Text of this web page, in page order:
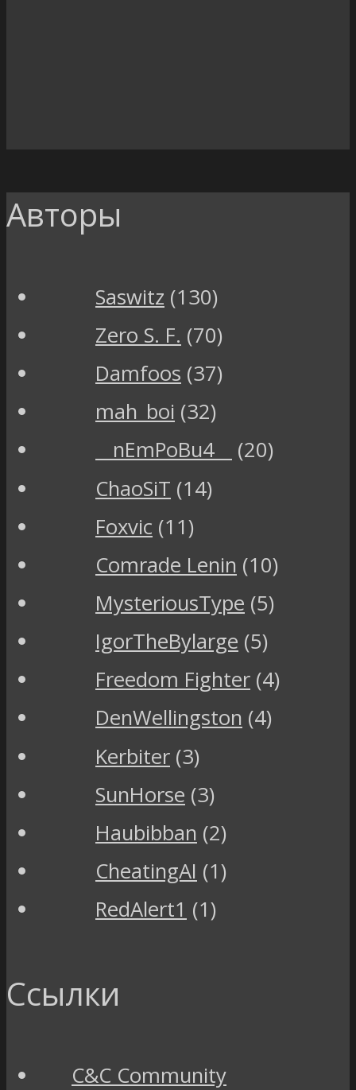
Авторы
Saswitz (130)
Zero S. F. (70)
Damfoos (37)
mah_boi (32)
__nEmPoBu4__
(20)
ChaoSiT (14)
Foxvic (11)
Comrade Lenin (10)
MysteriousType (5)
IgorTheBylarge (5)
Freedom Fighter (4)
DenWellingston (4)
Kerbiter (3)
SunHorse (3)
Haubibban (2)
CheatingAI (1)
RedAlert1 (1)
Ссылки
C&C Community